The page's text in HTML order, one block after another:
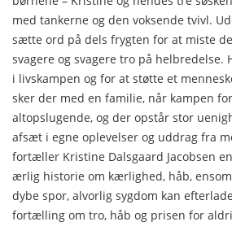
med tankerne og den voksende tvivl.
sætte ord på dels frygten for at miste
svagere og svagere tro på helbredelse.
i livskampen og for at støtte et
sker der med en familie, når kampen
altopslugende, og der opstår stor
afsæt i egne oplevelser og uddrag fra
fortæller Kristine Dalsgaard Jacobsen
ærlig historie om kærlighed, håb,
dybe spor, alvorlig sygdom kan
fortælling om tro, håb og prisen for